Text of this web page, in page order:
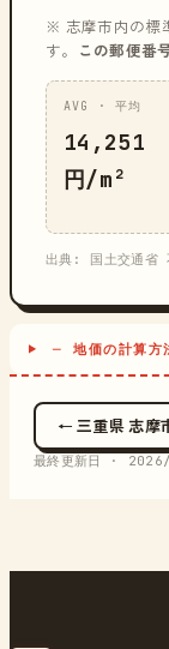
※ 志摩市内の標
す。
この郵便番
AVG · 平均
14,251
円/m²
出典: 国土交通省
─ 地価の計算方
← 三重県 志摩
最終更新日 ·